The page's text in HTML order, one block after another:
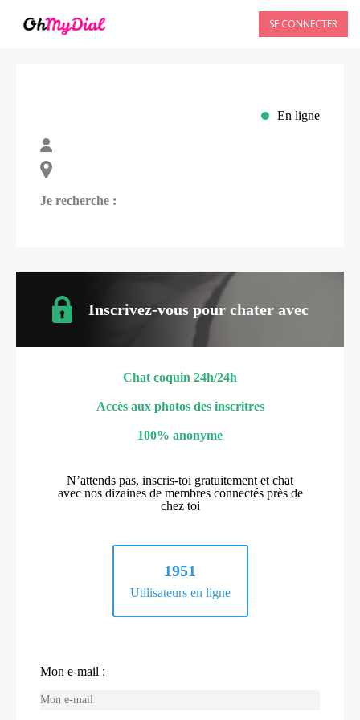
SE CONNECTER
En ligne
Je recherche :
Inscrivez-vous pour chater avec
Chat coquin 24h/24h
Accès aux photos des inscritres
100% anonyme
N’attends pas, inscris-toi gratuitement et chat
avec nos dizaines de membres connectés près de
chez toi
1951
Utilisateurs en ligne
Mon e-mail :